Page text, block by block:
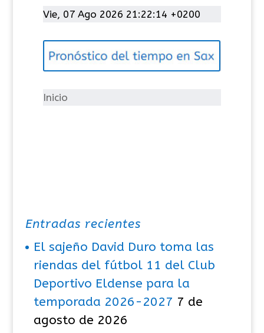
t
g
í
Vie, 07 Ago 2026 21:22:14 +0200
Inicio
Entradas recientes
El sajeño David Duro toma las
riendas del fútbol 11 del Club
Deportivo Eldense para la
temporada 2026-2027 7 de
agosto de 2026